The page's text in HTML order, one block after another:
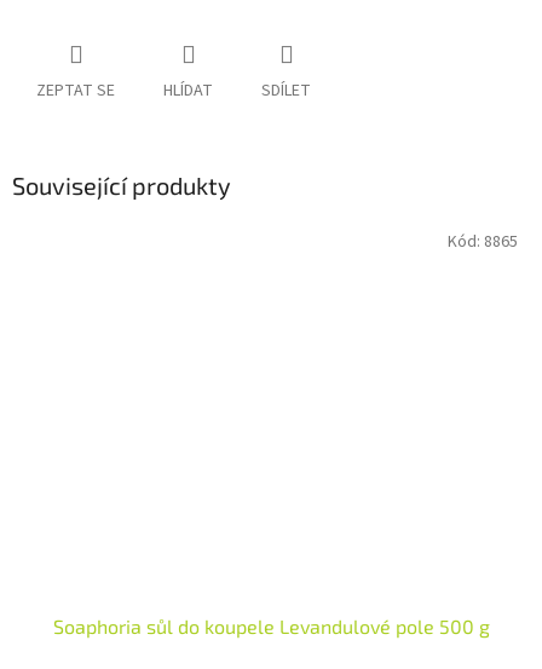
ZEPTAT SE HLÍDAT SDÍLET
Související produkty
Soaphoria sůl do koupele Levandulové pole 500 g
Kód: 8865